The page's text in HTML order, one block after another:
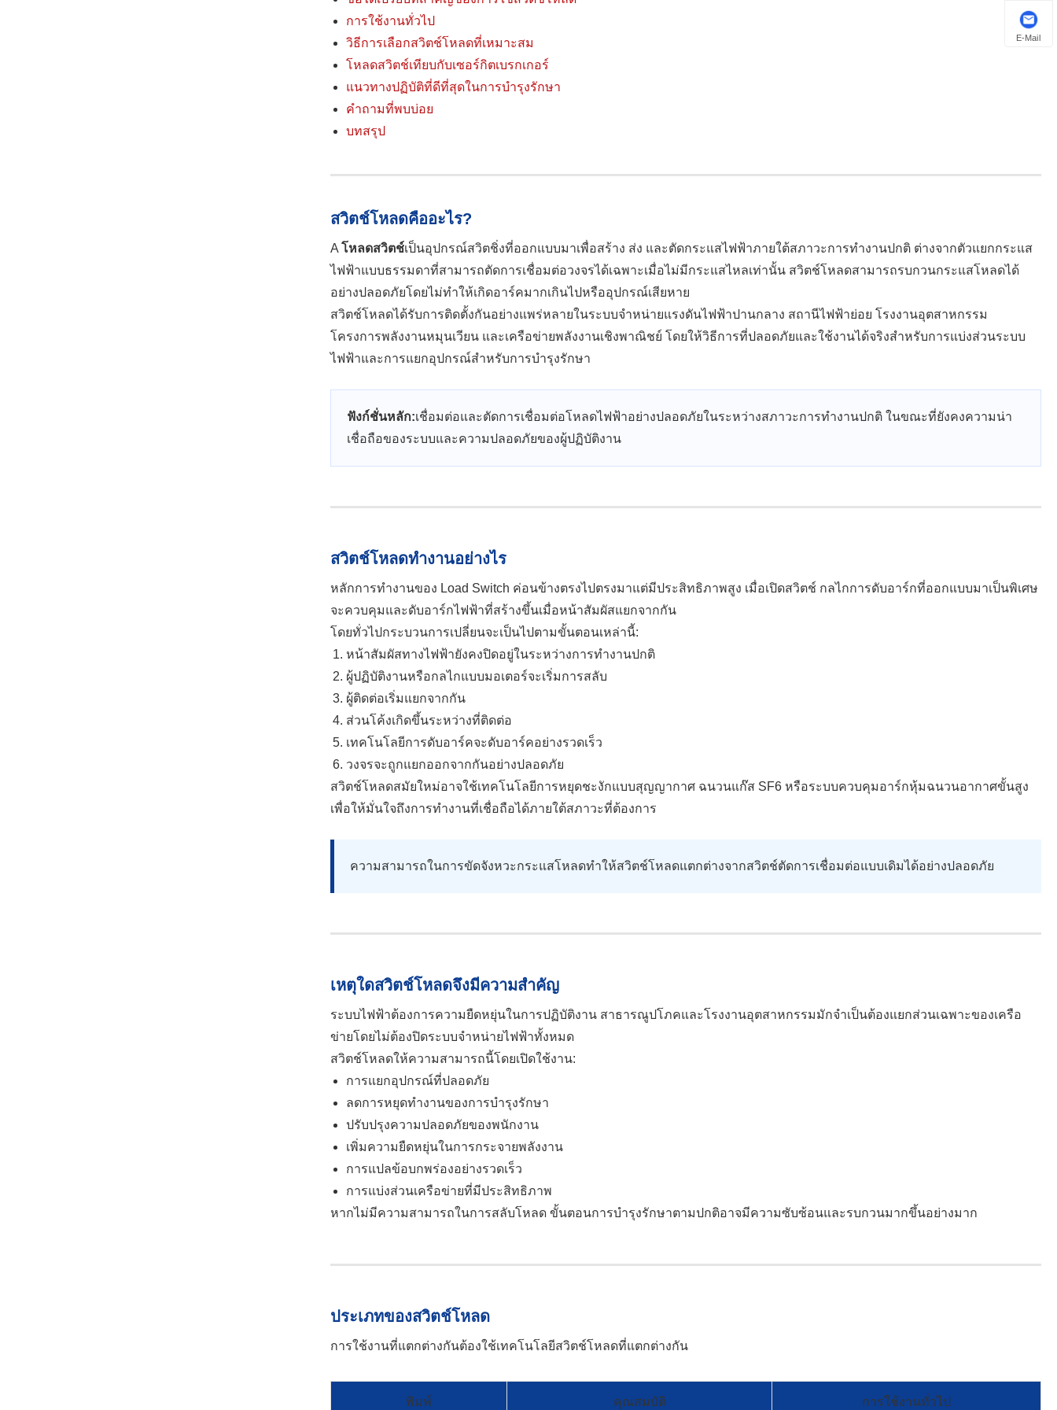
การใช้งานทั่วไป
วิธีการเลือกสวิตช์โหลดที่เหมาะสม
โหลดสวิตช์เทียบกับเซอร์กิตเบรกเกอร์
แนวทางปฏิบัติที่ดีที่สุดในการบำรุงรักษา
คำถามที่พบบ่อย
บทสรุป
สวิตช์โหลดคืออะไร?
A โหลดสวิตช์เป็นอุปกรณ์สวิตชิ่งที่ออกแบบมาเพื่อสร้าง ส่ง และตัดกระแสไฟฟ้าภายใต้สภาวะการทำงานปกติ ต่างจากตัวแยกกระแส
ไฟฟ้าแบบธรรมดาที่สามารถตัดการเชื่อมต่อวงจรได้เฉพาะเมื่อไม่มีกระแสไหลเท่านั้น สวิตช์โหลดสามารถรบกวนกระแสโหลดได้
อย่างปลอดภัยโดยไม่ทำให้เกิดอาร์คมากเกินไปหรืออุปกรณ์เสียหาย
สวิตช์โหลดได้รับการติดตั้งกันอย่างแพร่หลายในระบบจำหน่ายแรงดันไฟฟ้าปานกลาง สถานีไฟฟ้าย่อย โรงงานอุตสาหกรรม
โครงการพลังงานหมุนเวียน และเครือข่ายพลังงานเชิงพาณิชย์ โดยให้วิธีการที่ปลอดภัยและใช้งานได้จริงสำหรับการแบ่งส่วนระบบ
ไฟฟ้าและการแยกอุปกรณ์สำหรับการบำรุงรักษา
ฟังก์ชั่นหลัก:เชื่อมต่อและตัดการเชื่อมต่อโหลดไฟฟ้าอย่างปลอดภัยในระหว่างสภาวะการทำงานปกติ ในขณะที่ยังคงความน่า
เชื่อถือของระบบและความปลอดภัยของผู้ปฏิบัติงาน
สวิตช์โหลดทำงานอย่างไร
หลักการทำงานของ Load Switch ค่อนข้างตรงไปตรงมาแต่มีประสิทธิภาพสูง เมื่อเปิดสวิตช์ กลไกการดับอาร์กที่ออกแบบมาเป็นพิเศษ
จะควบคุมและดับอาร์กไฟฟ้าที่สร้างขึ้นเมื่อหน้าสัมผัสแยกจากกัน
โดยทั่วไปกระบวนการเปลี่ยนจะเป็นไปตามขั้นตอนเหล่านี้:
หน้าสัมผัสทางไฟฟ้ายังคงปิดอยู่ในระหว่างการทำงานปกติ
ผู้ปฏิบัติงานหรือกลไกแบบมอเตอร์จะเริ่มการสลับ
ผู้ติดต่อเริ่มแยกจากกัน
ส่วนโค้งเกิดขึ้นระหว่างที่ติดต่อ
เทคโนโลยีการดับอาร์คจะดับอาร์คอย่างรวดเร็ว
วงจรจะถูกแยกออกจากกันอย่างปลอดภัย
สวิตช์โหลดสมัยใหม่อาจใช้เทคโนโลยีการหยุดชะงักแบบสุญญากาศ ฉนวนแก๊ส SF6 หรือระบบควบคุมอาร์กหุ้มฉนวนอากาศขั้นสูง
เพื่อให้มั่นใจถึงการทำงานที่เชื่อถือได้ภายใต้สภาวะที่ต้องการ
ความสามารถในการขัดจังหวะกระแสโหลดทำให้สวิตช์โหลดแตกต่างจากสวิตช์ตัดการเชื่อมต่อแบบเดิมได้อย่างปลอดภัย
เหตุใดสวิตช์โหลดจึงมีความสำคัญ
ระบบไฟฟ้าต้องการความยืดหยุ่นในการปฏิบัติงาน สาธารณูปโภคและโรงงานอุตสาหกรรมมักจำเป็นต้องแยกส่วนเฉพาะของเครือ
ข่ายโดยไม่ต้องปิดระบบจำหน่ายไฟฟ้าทั้งหมด
สวิตช์โหลดให้ความสามารถนี้โดยเปิดใช้งาน:
การแยกอุปกรณ์ที่ปลอดภัย
ลดการหยุดทำงานของการบำรุงรักษา
ปรับปรุงความปลอดภัยของพนักงาน
เพิ่มความยืดหยุ่นในการกระจายพลังงาน
การแปลข้อบกพร่องอย่างรวดเร็ว
การแบ่งส่วนเครือข่ายที่มีประสิทธิภาพ
หากไม่มีความสามารถในการสลับโหลด ขั้นตอนการบำรุงรักษาตามปกติอาจมีความซับซ้อนและรบกวนมากขึ้นอย่างมาก
ประเภทของสวิตช์โหลด
การใช้งานที่แตกต่างกันต้องใช้เทคโนโลยีสวิตช์โหลดที่แตกต่างกัน
พิมพ์ คุณสมบัติ การใช้งานทั่วไป
E-Mail